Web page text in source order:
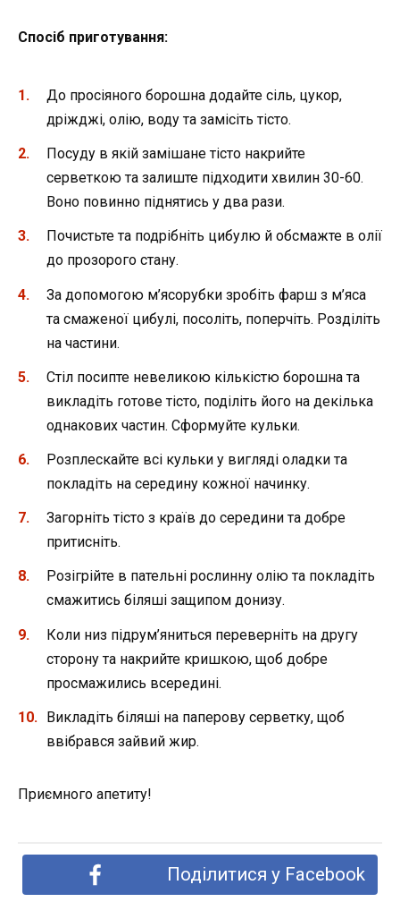
Спосіб приготування:
До просіяного борошна додайте сіль, цукор,
дріжджі, олію, воду та замісіть тісто.
Посуду в якій замішане тісто накрийте
серветкою та залиште підходити хвилин 30-60.
Воно повинно піднятись у два рази.
Почистьте та подрібніть цибулю й обсмажте в олії
до прозорого стану.
За допомогою м’ясорубки зробіть фарш з м’яса
та смаженої цибулі, посоліть, поперчіть. Розділіть
на частини.
Стіл посипте невеликою кількістю борошна та
викладіть готове тісто, поділіть його на декілька
однакових частин. Сформуйте кульки.
Розплескайте всі кульки у вигляді оладки та
покладіть на середину кожної начинку.
Загорніть тісто з країв до середини та добре
притисніть.
Розігрійте в пательні рослинну олію та покладіть
смажитись біляші защипом донизу.
Коли низ підрум’яниться переверніть на другу
сторону та накрийте кришкою, щоб добре
просмажились всередині.
Викладіть біляші на паперову серветку, щоб
ввібрався зайвий жир.
Приємного апетиту!
Поділитися у Facebook